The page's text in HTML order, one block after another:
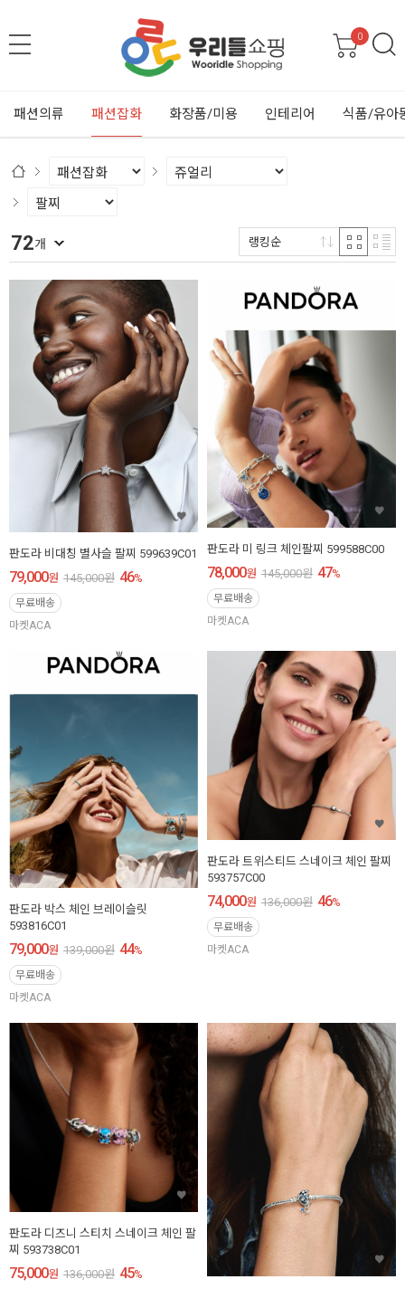
0
패션의류 패션잡화 화장품/미용 인테리어 식품/유아
72개 랭킹순
판도라 비대칭 별사슬 팔찌 599639C01
79,000원 145,000원 46%
무료배송
마켓ACA
판도라 미 링크 체인팔찌 599588C00
78,000원 145,000원 47%
무료배송
마켓ACA
판도라 박스 체인 브레이슬릿
593816C01
79,000원 139,000원 44%
무료배송
마켓ACA
판도라 트위스티드 스네이크 체인 팔찌
593757C00
74,000원 136,000원 46%
무료배송
마켓ACA
판도라 디즈니 스티치 스네이크 체인 팔
찌 593738C01
75,000원 136,000원 45%